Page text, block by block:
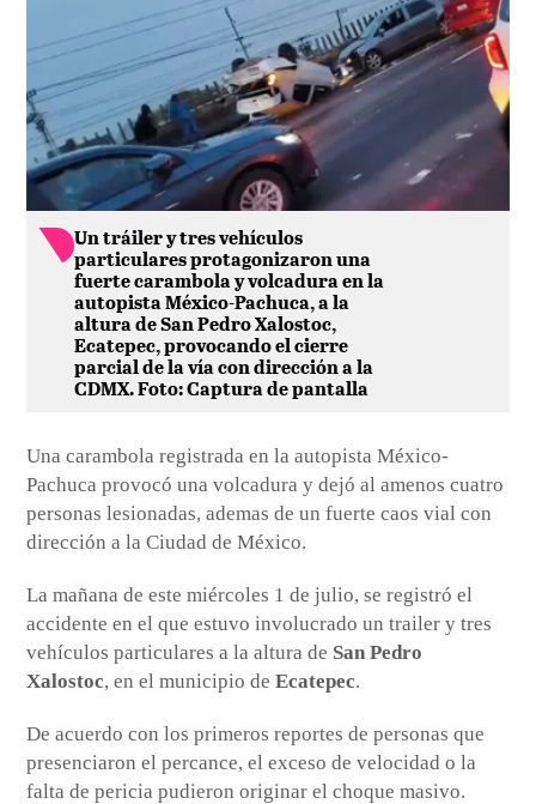
Un tráiler y tres vehículos
particulares protagonizaron una
fuerte carambola y volcadura en la
autopista México-Pachuca, a la
altura de San Pedro Xalostoc,
Ecatepec, provocando el cierre
parcial de la vía con dirección a la
CDMX. Foto: Captura de pantalla
Una carambola registrada en la autopista México-
Pachuca provocó una volcadura y dejó al amenos cuatro
personas lesionadas, ademas de un fuerte caos vial con
dirección a la Ciudad de México.
La mañana de este miércoles 1 de julio, se registró el
accidente en el que estuvo involucrado un trailer y tres
vehículos particulares a la altura de San Pedro
Xalostoc, en el municipio deEcatepec.
De acuerdo con los primeros reportes de personas que
presenciaron el percance, el exceso de velocidad o la
falta de pericia pudieron originar el choque masivo.